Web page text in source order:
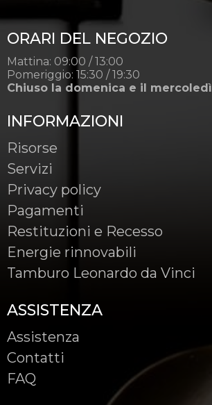
ORARI DEL NEGOZIO
Mattina: 09:00 / 13:00
Pomeriggio: 15:30 / 19:30
Chiuso la domenica e il mercoledì
INFORMAZIONI
Risorse
Servizi
Privacy policy
Pagamenti
Restituzioni e Recesso
Energie rinnovabili
Tamburo Leonardo da Vinci
ASSISTENZA
Assistenza
Contatti
FAQ